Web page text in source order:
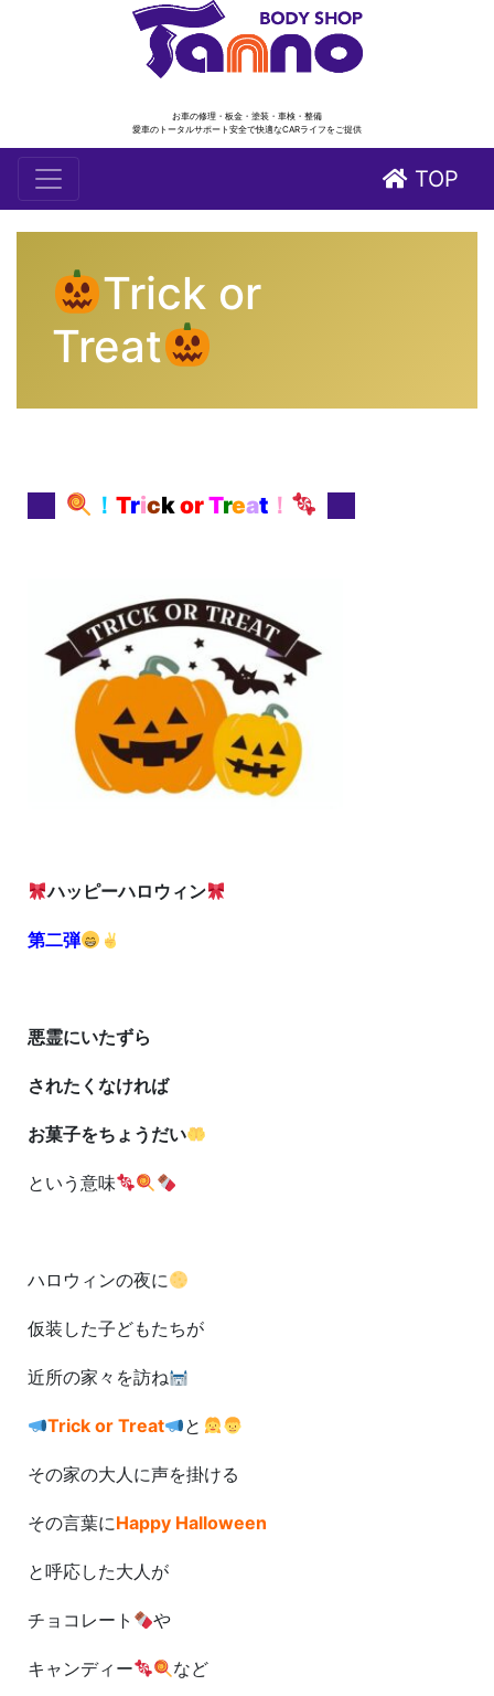
お車の修理・板金・塗装・車検・整備
愛車のトータルサポート安全で快適なCARライフをご提供
TOP
Trick or
Treat
！ TrickorTreat！
ハッピーハロウィン
第二弾
悪霊にいたずら
されたくなければ
お菓子をちょうだい
という意味
ハロウィンの夜に
仮装した子どもたちが
近所の家々を訪ね
Trick or Treat と
その家の大人に声を掛ける
その言葉にHappy Halloween
と呼応した大人が
チョコレート や
キャンディー など